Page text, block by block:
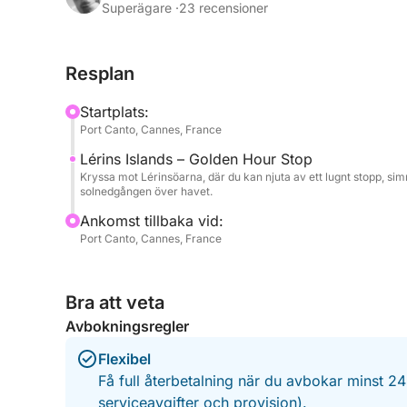
uppfriskande dopp, varva ner ombord eller helt
Ombord är allt utformat för att förbättra din
havets lugn eller firar ett speciellt ögonblick.
atmosfär, vilket gör att varje detalj känns mer
När solen försvinner bakom horisonten börjar
perspektiv på Cannes på natten – elegant, livfull
Perfekt för par, vänner eller små grupper, fångar
sanna essens: enkel skönhet, avkoppling och
Superägare ·23 recensioner
Resplan
Startplats:
Port Canto, Cannes, France
Lérins Islands – Golden Hour Stop
Kryssa mot Lérinsöarna, där du kan njuta av ett lugnt stopp,
solnedgången över havet.
Ankomst tillbaka vid:
Port Canto, Cannes, France
Bra att veta
Avbokningsregler
Flexibel
Få full återbetalning när du avbokar minst
serviceavgifter och provision).